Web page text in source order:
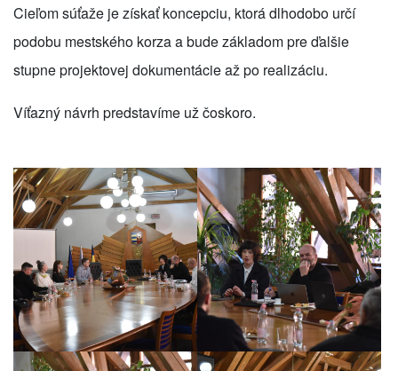
Cieľom súťaže je získať koncepciu, ktorá dlhodobo určí
podobu mestského korza a bude základom pre ďalšie
stupne projektovej dokumentácie až po realizáciu.
Víťazný návrh predstavíme už čoskoro.